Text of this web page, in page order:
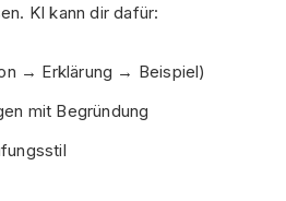
KI kann dir dafür:
→ Erklärung → Beispiel)
mit Begründung